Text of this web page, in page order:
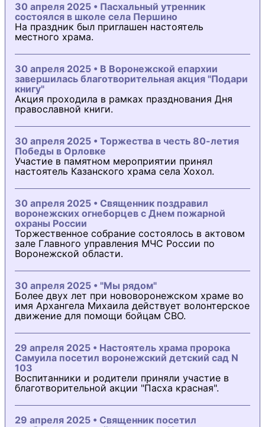
30 апреля 2025 • Пасхальный утренник
состоялся в школе села Першино
На праздник был приглашен настоятель
местного храма.
30 апреля 2025 • В Воронежской епархии
завершилась благотворительная акция "Подари
книгу"
Акция проходила в рамках празднования Дня
православной книги.
30 апреля 2025 • Торжества в честь 80-летия
Победы в Орловке
Участие в памятном мероприятии принял
настоятель Казанского храма села Хохол.
30 апреля 2025 • Священник поздравил
воронежских огнеборцев с Днем пожарной
охраны России
Торжественное собрание состоялось в актовом
зале Главного управления МЧС России по
Воронежской области.
30 апреля 2025 • "Мы рядом"
Более двух лет при нововоронежском храме во
имя Архангела Михаила действует волонтерское
движение для помощи бойцам СВО.
29 апреля 2025 • Настоятель храма пророка
Самуила посетил воронежский детский сад N
103
Воспитанники и родители приняли участие в
благотворительной акции "Пасха красная".
29 апреля 2025 • Священник посетил